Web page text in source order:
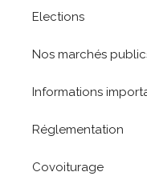
Elections
Nos marchés
Informations
Réglementation
Covoiturage